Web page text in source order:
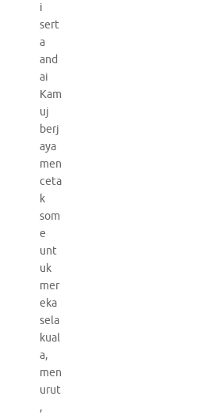
i
sert
a
and
ai
Kam
uj
berj
aya
men
ceta
k
som
e
unt
uk
mer
eka
sela
kual
a,
men
urut
,